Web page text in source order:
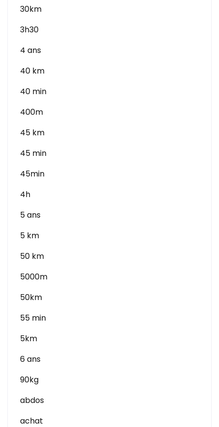
30km
3h30
4 ans
40 km
40 min
400m
45 km
45 min
45min
4h
5 ans
5 km
50 km
5000m
50km
55 min
5km
6 ans
90kg
abdos
achat